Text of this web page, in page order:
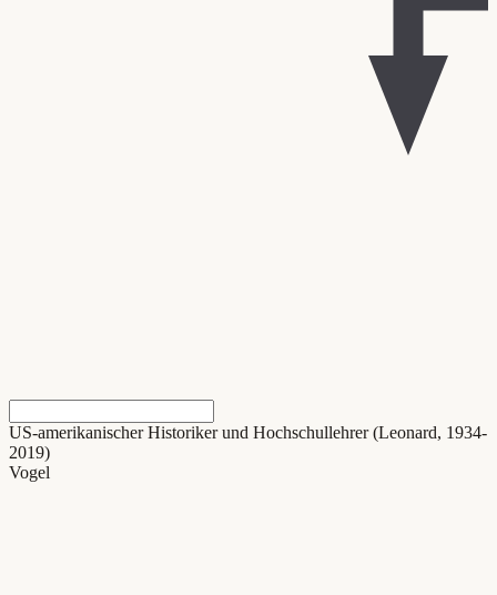
US-amerikanischer Historiker und Hochschullehrer (Leonard, 1934-
2019)
Vogel